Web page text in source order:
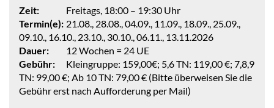
Zeit:
Freitags, 18:00 – 19:30 Uhr
Termin(e): 21.08., 28.08., 04.09., 11.09., 18.09., 25.09.,
09.10., 16.10., 23.10., 30.10., 06.11., 13.11.2026
Dauer:
12 Wochen = 24 UE
Gebühr:
Kleingruppe: 159,00€; 5,6 TN: 119,00 €; 7,8,9
TN: 99,00 €; Ab 10 TN: 79,00 € (Bitte überweisen Sie die
Gebühr erst nach Aufforderung per Mail)